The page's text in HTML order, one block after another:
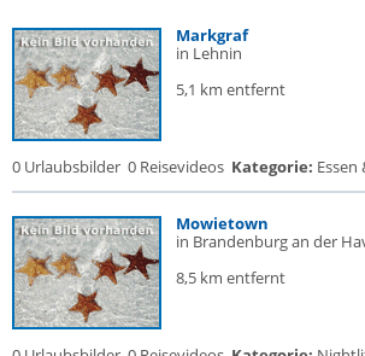
Markgraf
in Lehnin
5,1 km entfernt
0 Urlaubsbilder 0 Reisevideos Kategorie:
Mowietown
in Brandenburg an der
8,5 km entfernt